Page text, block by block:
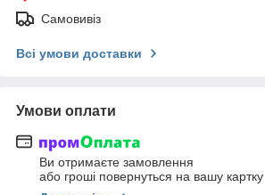
Самовивіз
Всі умови доставки
Умови оплати
Ви отримаєте замовлення
або гроші повернуться на вашу картку